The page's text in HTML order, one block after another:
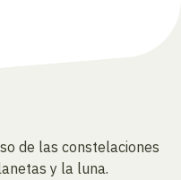
de las constelaciones
y la luna.